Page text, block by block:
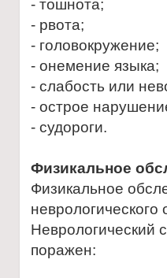
- тошнота;
- рвота;
- головокружение;
- онемение языка;
- слабость или
- острое
- судороги.
Физикальное
Физикальное
Неврологический
поражен: